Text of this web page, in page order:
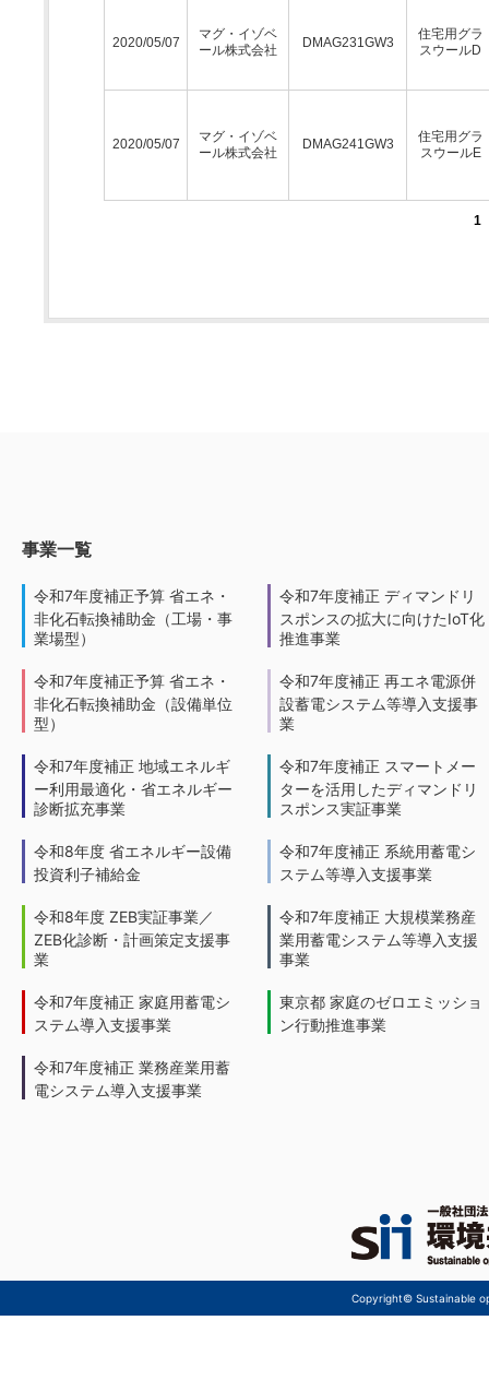
2020/05/07
マグ・イゾベ
ール株式会社
DMAG231GW3
住宅用グラ
スウールD
2020/05/07
マグ・イゾベ
ール株式会社
DMAG241GW3
住宅用グラ
スウールE
1
事業一覧
令和7年度補正予算 省エネ・
非化石転換補助金（工場・事
業場型）
令和7年度補正予算 省エネ・
非化石転換補助金（設備単位
型）
令和7年度補正 地域エネルギ
ー利用最適化・省エネルギー
診断拡充事業
令和8年度 省エネルギー設備
投資利子補給金
令和8年度 ZEB実証事業／
ZEB化診断・計画策定支援事
業
令和7年度補正 家庭用蓄電シ
ステム導入支援事業
令和7年度補正 業務産業用蓄
電システム導入支援事業
令和7年度補正 ディマンドリ
スポンスの拡大に向けたIoT化
推進事業
令和7年度補正 再エネ電源併
設蓄電システム等導入支援事
業
令和7年度補正 スマートメー
ターを活用したディマンドリ
スポンス実証事業
令和7年度補正 系統用蓄電シ
ステム等導入支援事業
令和7年度補正 大規模業務産
業用蓄電システム等導入支援
事業
東京都 家庭のゼロエミッショ
ン行動推進事業
Copyright© Sustainable